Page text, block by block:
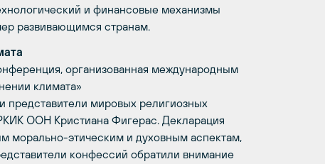
и финансовые механизмы
развивающимся странам.
организованная международным
климата»
представители мировых религиозных
ООН Кристиана Фигерас. Декларация
морально-этическим и духовным аспектам,
конфессий обратили внимание